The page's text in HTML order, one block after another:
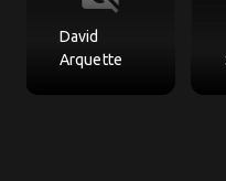
David
Arquette